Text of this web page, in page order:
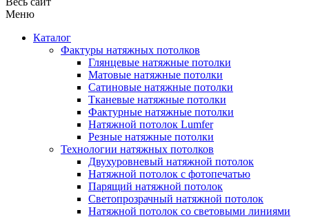
Меню
Каталог
Фактуры натяжных потолков
Глянцевые натяжные потолки
Матовые натяжные потолки
Сатиновые натяжные потолки
Тканевые натяжные потолки
Фактурные натяжные потолки
Натяжной потолок Lumfer
Резные натяжные потолки
Технологии натяжных потолков
Двухуровневый натяжной потолок
Натяжной потолок с фотопечатью
Парящий натяжной потолок
Светопрозрачный натяжной потолок
Натяжной потолок со световыми линиями